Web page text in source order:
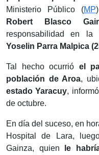
Ministerio Público (MP
Robert Blasco
responsabilidad en
Yoselin Parra Malpica
Tal hecho ocurrió el
población de Aroa,
estado Yaracuy,
de octubre.
En día del suceso, en
Hospital de Lara,
Gainza, quien
le